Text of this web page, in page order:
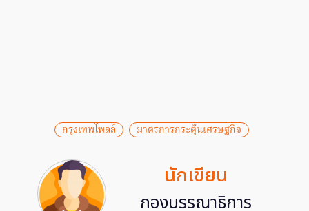
กรุงเทพโพลล์ มาตรการกระตุ้นเศรษฐกิจ
นักเขียน
กองบรรณาธิการ